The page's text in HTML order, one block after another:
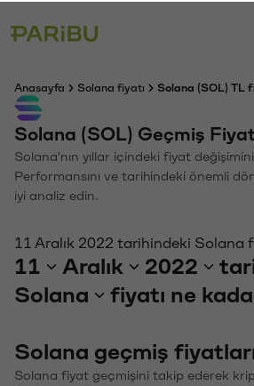
Anasayfa Solana fiyatı Solana (SOL) TL
Solana (SOL) Geçmiş
Solana'nın yıllar içindeki fiyat
Performansını ve tarihindeki önemli
iyi analiz edin.
11 Aralık 2022 tarihindeki Solana
11 Aralık 2022
Solana
fiyatı ne
Solana geçmiş
Solana fiyat geçmişini takip ederek